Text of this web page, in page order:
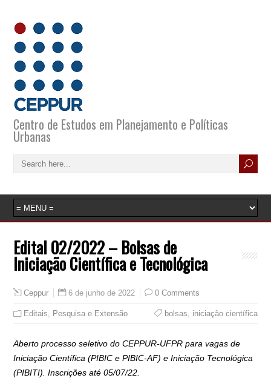
Centro de Estudos em Planejamento e Políticas
Urbanas
Edital 02/2022 – Bolsas de
Iniciação Científica e Tecnológica
Ceppur 6 de junho de 2022 0 Comments
Editais, Pesquisa e Extensão bolsas, iniciação científica
Aberto processo seletivo do CEPPUR-UFPR para vagas de
Iniciação Científica (PIBIC e PIBIC-AF) e Iniciação Tecnológica
(PIBITI). Inscrições até 05/07/22.